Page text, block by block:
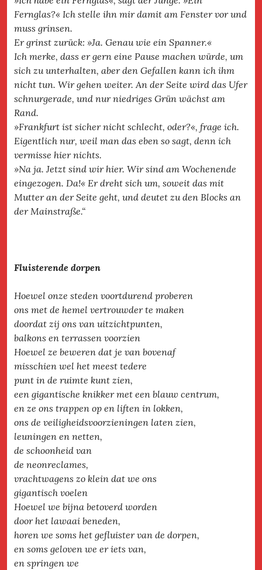
Fernglas?« Ich stelle ihn mir damit am Fenster vor und
muss grinsen.
Er grinst zurück: »Ja. Genau wie ein Spanner.«
Ich merke, dass er gern eine Pause machen würde, um
sich zu unterhalten, aber den Gefallen kann ich ihm
nicht tun. Wir gehen weiter. An der Seite wird das Ufer
schnurgerade, und nur niedriges Grün wächst am
Rand.
»Frankfurt ist sicher nicht schlecht, oder?«, frage ich.
Eigentlich nur, weil man das eben so sagt, denn ich
vermisse hier nichts.
»Na ja. Jetzt sind wir hier. Wir sind am Wochenende
eingezogen. Da!« Er dreht sich um, soweit das mit
Mutter an der Seite geht, und deutet zu den Blocks an
der Mainstraße.“
Fluisterende dorpen
Hoewel onze steden voortdurend proberen
ons met de hemel vertrouwder te maken
doordat zij ons van uitzichtpunten,
balkons en terrassen voorzien
Hoewel ze beweren dat je van bovenaf
misschien wel het meest tedere
punt in de ruimte kunt zien,
een gigantische knikker met een blauw centrum,
en ze ons trappen op en liften in lokken,
ons de veiligheidsvoorzieningen laten zien,
leuningen en netten,
de schoonheid van
de neonreclames,
vrachtwagens zo klein dat we ons
gigantisch voelen
Hoewel we bijna betoverd worden
door het lawaai beneden,
horen we soms het gefluister van de dorpen,
en soms geloven we er iets van,
en springen we